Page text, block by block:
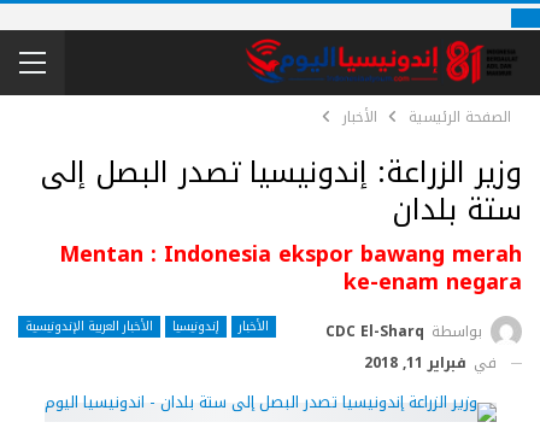
الصفحة الرئيسية الأخبار
وزير الزراعة: إندونيسيا تصدر البصل إلى
ستة بلدان
Mentan : Indonesia ekspor bawang merah
ke-enam negara
الأخبار إندونيسيا الأخبار العربية الإندونيسية بواسطة CDC El-Sharq
في فبراير 11, 2018